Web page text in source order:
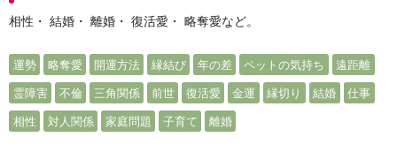
相性・ 結婚・ 離婚・ 復活愛・ 略奪愛など。
運勢 略奪愛 開運方法 縁結び 年の差 ペットの気持ち 遠距離
霊障害 不倫 三角関係 前世 復活愛 金運 縁切り 結婚 仕事
相性 対人関係 家庭問題 子育て 離婚